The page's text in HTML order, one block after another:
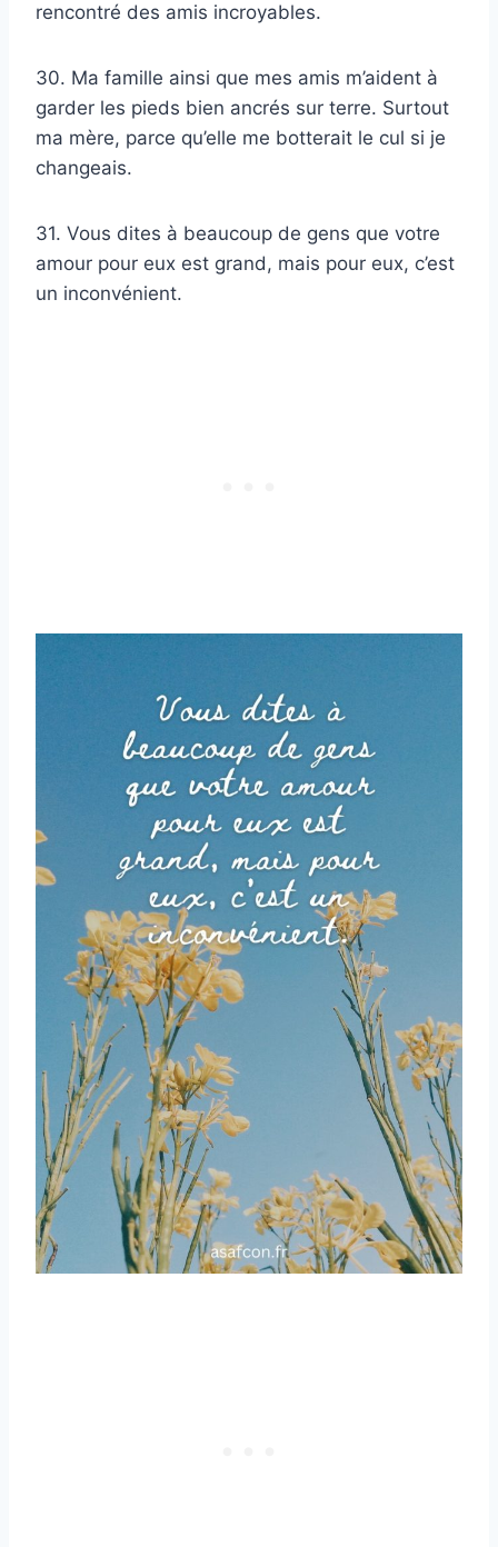
rencontré des amis incroyables.
30. Ma famille ainsi que mes amis m’aident à
garder les pieds bien ancrés sur terre. Surtout
ma mère, parce qu’elle me botterait le cul si je
changeais.
31. Vous dites à beaucoup de gens que votre
amour pour eux est grand, mais pour eux, c’est
un inconvénient.